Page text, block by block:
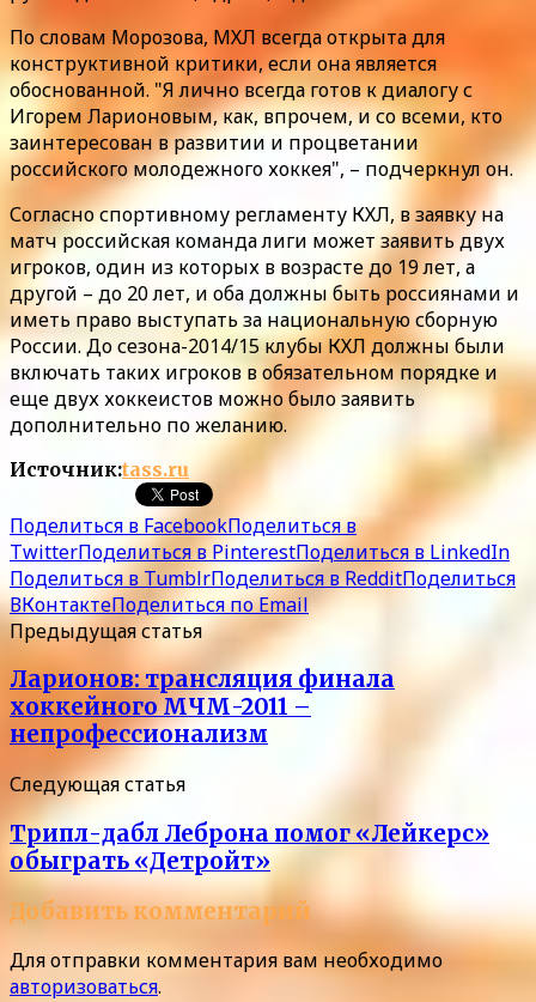
По словам Морозова, МХЛ всегда открыта для
конструктивной критики, если она является
обоснованной. "Я лично всегда готов к диалогу с
Игорем Ларионовым, как, впрочем, и со всеми, кто
заинтересован в развитии и процветании
российского молодежного хоккея", – подчеркнул он.
Согласно спортивному регламенту КХЛ, в заявку на
матч российская команда лиги может заявить двух
игроков, один из которых в возрасте до 19 лет, а
другой – до 20 лет, и оба должны быть россиянами и
иметь право выступать за национальную сборную
России. До сезона-2014/15 клубы КХЛ должны были
включать таких игроков в обязательном порядке и
еще двух хоккеистов можно было заявить
дополнительно по желанию.
Источник:tass.ru
Поделиться в FacebookПоделиться в
TwitterПоделиться в PinterestПоделиться в LinkedIn
Поделиться в TumblrПоделиться в RedditПоделиться
ВКонтактеПоделиться по Email
Предыдущая статья
Ларионов: трансляция финала
хоккейного МЧМ-2011 –
непрофессионализм
Следующая статья
Трипл-дабл Леброна помог «Лейкерс»
обыграть «Детройт»
Добавить комментарий
Для отправки комментария вам необходимо
авторизоваться.